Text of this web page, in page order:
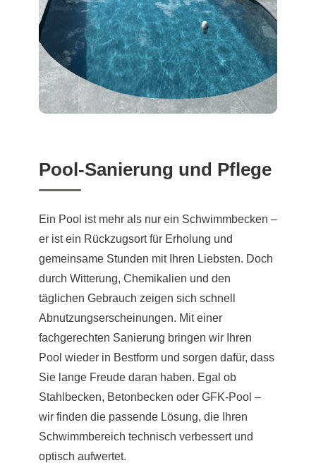
Pool-Sanierung und Pflege
Ein Pool ist mehr als nur ein Schwimmbecken –
er ist ein Rückzugsort für Erholung und
gemeinsame Stunden mit Ihren Liebsten. Doch
durch Witterung, Chemikalien und den
täglichen Gebrauch zeigen sich schnell
Abnutzungserscheinungen. Mit einer
fachgerechten Sanierung bringen wir Ihren
Pool wieder in Bestform und sorgen dafür, dass
Sie lange Freude daran haben. Egal ob
Stahlbecken, Betonbecken oder GFK-Pool –
wir finden die passende Lösung, die Ihren
Schwimmbereich technisch verbessert und
optisch aufwertet.